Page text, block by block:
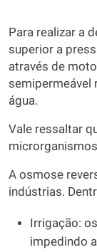
Para realizar a
superior a
através de
semipermeável
água.
Vale ressaltar
A osmose
indústrias.
Irrigação:
impedindo